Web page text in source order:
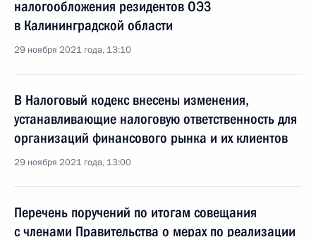
налогообложения резидентов ОЭЗ
в Калининградской области
29 ноября 2021 года, 13:10
В Налоговый кодекс внесены изменения,
устанавливающие налоговую ответственность для
организаций финансового рынка и их клиентов
29 ноября 2021 года, 13:00
Перечень поручений по итогам совещания
с членами Правительства о мерах по реализации